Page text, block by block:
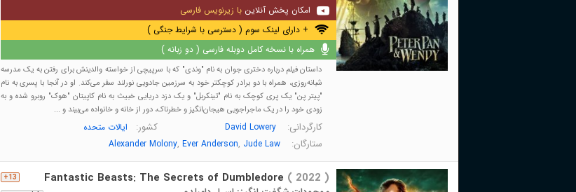
امکان پخش آنلاین با زیرنویس فارسی
+ دارای لینک سوم ( دسترسی با شرایط جنگی )
همراه با نسخه کامل دوبله فارسی ( دو زبانه )
داستان فیلم درباره دختری جوان به نام "وندی" که با سرپیچی از خواسته والدینش برای رفتن به یک مدرسه‌
شبانه‌روزی، همراه با دو برادر کوچکتر خود به سرزمین جادویی نورلند سفر می‌کند. او در آنجا با پسری به نام
"پیتر پن" یک پری کوچک به نام "تینکربل" و یک دزد دریایی خبیث به نام کاپیتان "هوک" روبرو شده و به
زودی خود را در یک ماجراجویی هیجان‌انگیز و خطرناک، دور از خانه و خانواده می‌بیند و ...
کارگردانی:David Lowery کشور: ایالات متحده
ستارگان: Alexander Molony, Ever Anderson, Jude Law
13+ Fantastic Beasts: The Secrets of Dumbledore ( 2022 )